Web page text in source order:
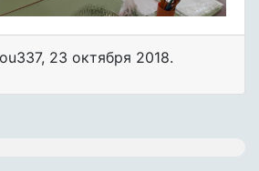
, 23 октября 2018.